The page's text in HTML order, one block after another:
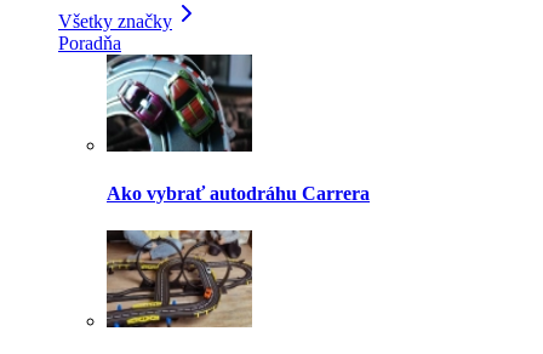
Všetky značky
Poradňa
Ako vybrať autodráhu Carrera